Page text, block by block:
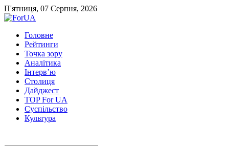
П'ятниця, 07 Серпня, 2026
Головне
Рейтинги
Точка зору
Аналітика
Інтерв’ю
Столиця
Дайджест
TOP For UA
Суспiльство
Культура